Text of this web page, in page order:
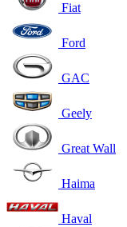
Fiat
Ford
GAC
Geely
Great Wall
Haima
Haval